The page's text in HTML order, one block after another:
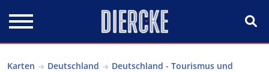
Karten Deutschland
Deutschland - Tourismus und